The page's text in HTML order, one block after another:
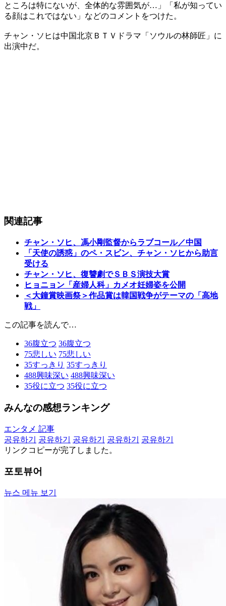
ところは特にないが、全体的な雰囲気が…」「私が知ってい
る顔はこれではない」などのコメントをつけた。
チャン・ソヒは中国北京ＢＴＶドラマ「ソウルの林師匠」に
出演中だ。
関連記事
チャン・ソヒ、馮小剛監督からラブコール／中国
「天使の誘惑」のペ・スビン、チャン・ソヒから助言
受ける
チャン・ソヒ、復讐劇でＳＢＳ演技大賞
ヒョニョン「産婦人科」カメオ妊婦姿を公開
＜大鐘賞映画祭＞作品賞は韓国戦争がテーマの「高地
戦」
この記事を読んで…
36腹立つ 36腹立つ
75悲しい 75悲しい
35すっきり 35すっきり
488興味深い 488興味深い
35役に立つ 35役に立つ
みんなの感想ランキング
エンタメ 記事
공유하기
공유하기 공유하기 공유하기
공유하기
リンクコピーが完了しました。
포토뷰어
뉴스 메뉴 보기